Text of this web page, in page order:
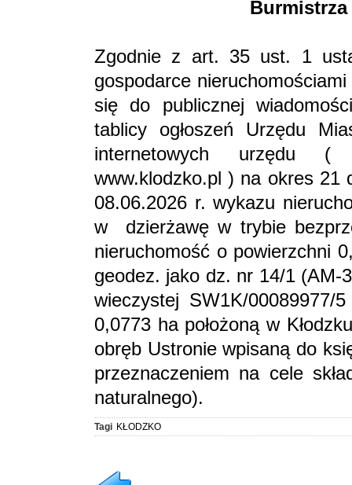
Burmistrza
Zgodnie z art. 35 ust. 1
gospodarce
się do publicznej
tablicy ogłoszeń Urzędu
internetowych urzędu (
www.klodzko.pl ) na okres 21
08.06.2026 r. wykazu
w dzierżawę w trybie
nieruchomość o powierzchni
geodez. jako dz. nr 14/1 (AM-
wieczystej SW1K/00089977/
0,0773 ha położoną w
obręb Ustronie wpisaną do
przeznaczeniem na cele
naturalnego).
Tagi KŁODZKO